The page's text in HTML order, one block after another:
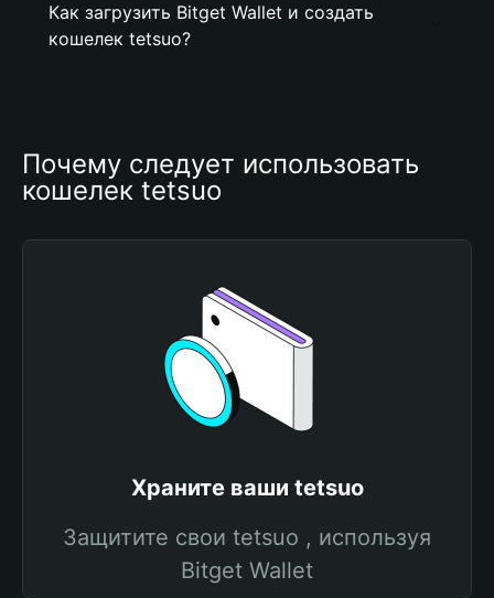
Как загрузить Bitget Wallet и создать
кошелек tetsuo?
Почему следует использовать
кошелек tetsuo
Храните ваши tetsuo
Защитите свои tetsuo , используя
Bitget Wallet